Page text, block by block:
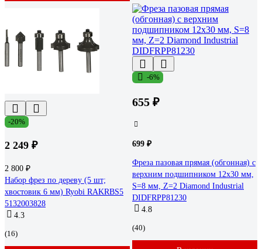
-20%
2 249 ₽
2 800 ₽
Набор фрез по дереву (5 шт;
хвостовик 6 мм) Ryobi RAKRBS5
5132003828
4.3
(16)
-6%
655 ₽
699 ₽
Фреза пазовая прямая (обгонная) с
верхним подшипником 12x30 мм,
S=8 мм, Z=2 Diamond Industrial
DIDFRPP81230
4.8
(40)